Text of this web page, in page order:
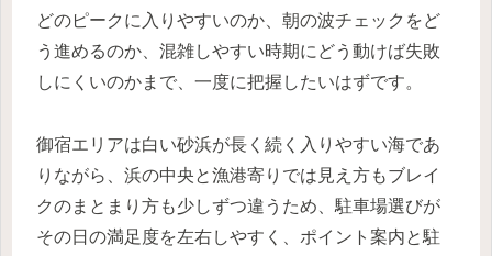
どのピークに入りやすいのか、朝の波チェックをど
う進めるのか、混雑しやすい時期にどう動けば失敗
しにくいのかまで、一度に把握したいはずです。
御宿エリアは白い砂浜が長く続く入りやすい海であ
りながら、浜の中央と漁港寄りでは見え方もブレイ
クのまとまり方も少しずつ違うため、駐車場選びが
その日の満足度を左右しやすく、ポイント案内と駐